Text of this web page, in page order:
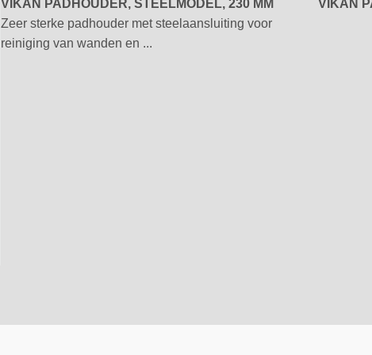
VIKAN PADHOUDER, STEELMODEL, 230 MM
Zeer sterke padhouder met steelaansluiting voor
reiniging van wanden en ...
VIKAN